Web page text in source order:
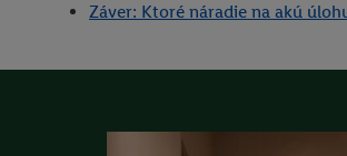
Záver: Ktoré náradie na akú